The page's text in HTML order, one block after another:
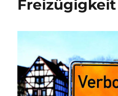
Freizügigkeit